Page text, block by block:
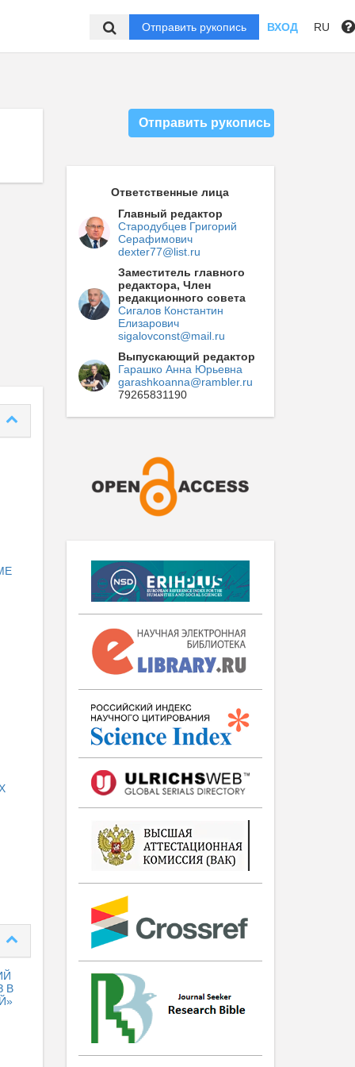
Отправить рукопись ВХОД RU
В
Отправить рукопись
Ответственные лица
Главный редактор
Стародубцев Григорий
Серафимович
dexter77@list.ru
Заместитель главного
редактора, Член
редакционного совета
Сигалов Константин
Елизарович
sigalovconst@mail.ru
Выпускающий редактор
Гарашко Анна Юрьевна
garashkoanna@rambler.ru
79265831190